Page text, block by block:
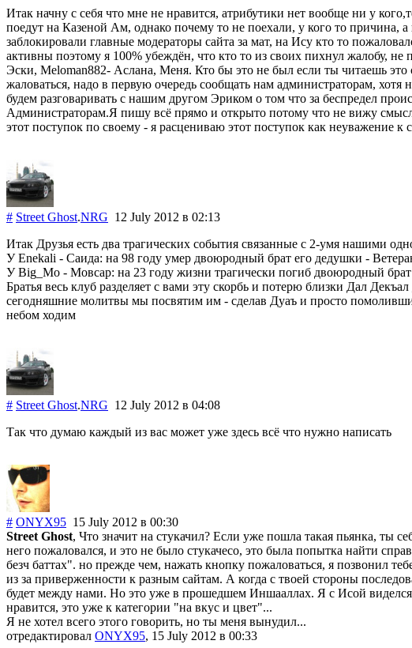
Итак начну с себя что мне не нравится, атрибутики нет вообще ни у
поедут на Казеной Ам, однако почему то не поехали, у кого то причина,
заблокировали главные модераторы сайта за мат, на Ису кто то
активны поэтому я 100% убеждён, что кто то из своих пихнул жалобу,
Эски, Meloman882- Аслана, Меня. Кто бы это не был если ты читаешь это
жаловаться, надо в первую очередь сообщать нам администраторам,
будем разговаривать с нашим другом Эриком о том что за беспредел
Администраторам.Я пишу всё прямо и открыто потому что не вижу
этот поступок по своему - я расцениваю этот поступок как неуважение
# Street Ghost.NRG 12 July 2012 в 02:13
Итак Друзья есть два трагических события связанные с 2-умя нашими
У Enekali - Саида: на 98 году умер двоюродный брат его дедушки -
У Big_Mo - Мовсар: на 23 году жизни трагически погиб двоюродный брат
Братья весь клуб разделяет с вами эту скорбь и потерю близки Дал
сегодняшние молитвы мы посвятим им - сделав Дуаъ и просто
небом ходим
# Street Ghost.NRG 12 July 2012 в 04:08
Так что думаю каждый из вас может уже здесь всё что нужно написать
# ONYX95 15 July 2012 в 00:30
Street Ghost, Что значит на стукачил? Если уже пошла такая пьянка, ты
него пожаловался, и это не было стукачесо, это была попытка найти
безч баттах". но прежде чем, нажать кнопку пожаловаться, я позвонил
из за приверженности к разным сайтам. А когда с твоей стороны
будет между нами. Но это уже в прошедшем Иншааллах. Я с Исой виделся
нравится, это уже к категории "на вкус и цвет"...
Я не хотел всего этого говорить, но ты меня вынудил...
отредактировал ONYX95, 15 July 2012 в 00:33